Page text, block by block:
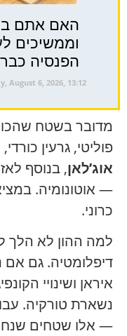
וממשיכים
הפנסיה
August 6, 2026, 13:12
מדובר בשטח
פוליטי, גרעין
אוג’לאן, בנוסף
— אוטונומיה.
כרוני.
למה ההון לא הלך
דיפלומטיה. גם אם
איראן ושינויי
נשארת טורקיה.
— אלו שטחים